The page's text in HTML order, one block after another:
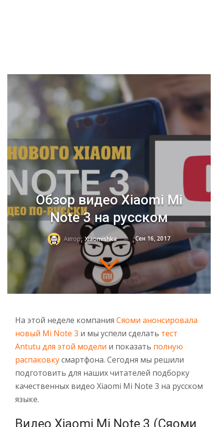
Обзор видео Xiaomi Mi
Note 3 на русском
Автор: Xiaomishka Сен 16, 2017
На этой неделе компания Сяоми анонсировала
новый Mi Note 3 и мы успели сделать тест
Antutu для этой модели и показать полную
распаковкусмартфона. Сегодня мы решили
подготовить для наших читателей подборку
качественных видео Xiaomi Mi Note 3 на русском
языке.
Видео Xiaomi Mi Note 3 (Сяоми